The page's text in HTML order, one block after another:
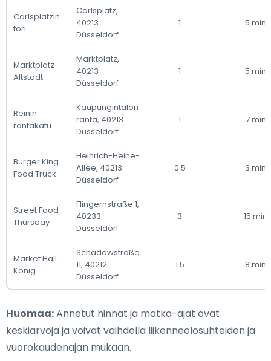
Carlsplatzin
tori
Carlsplatz,
40213
Düsseldorf
1 5 min
Marktplatz
Altstadt
Marktplatz,
40213
Düsseldorf
1 5 min
Reinin
rantakatu
Kaupungintalon
ranta, 40213
Düsseldorf
1 7 min
Burger King
Food Truck
Heinrich-Heine-
Allee, 40213
Düsseldorf
0.5 3 min
Street Food
Thursday
Flingernstraße 1,
40233
Düsseldorf
3 15 min
Market Hall
König
Schadowstraße
11, 40212
Düsseldorf
1.5 8 min
Huomaa:Annetut hinnat ja matka-ajat ovat
keskiarvoja ja voivat vaihdella liikenneolosuhteiden ja
vuorokaudenajan mukaan.